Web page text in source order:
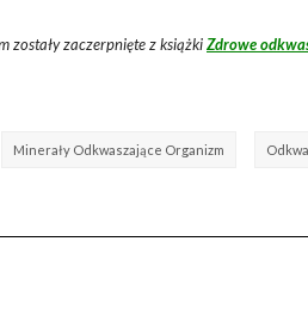
zostały zaczerpnięte z książkiZdrowe
Minerały Odkwaszające Organizm